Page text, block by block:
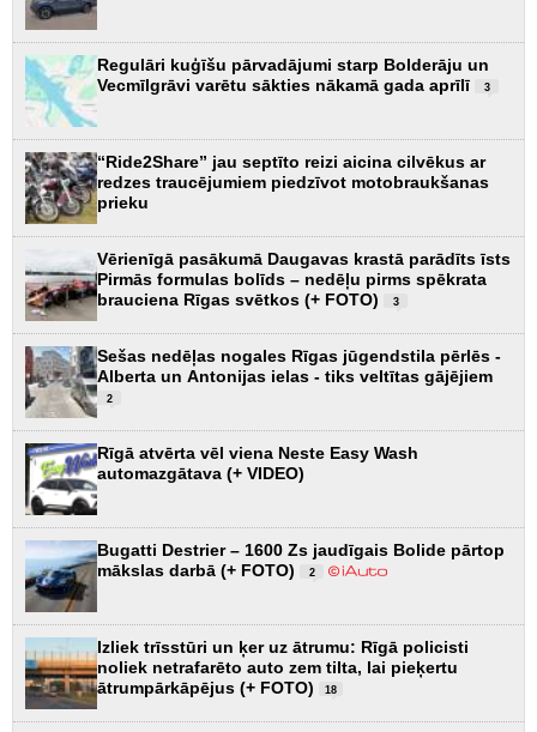
Regulāri kuģīšu pārvadājumi starp Bolderāju un
Vecmīlgrāvi varētu sākties nākamā gada aprīlī
3
“Ride2Share” jau septīto reizi aicina cilvēkus ar
redzes traucējumiem piedzīvot motobraukšanas
prieku
Vērienīgā pasākumā Daugavas krastā parādīts īsts
Pirmās formulas bolīds – nedēļu pirms spēkrata
brauciena Rīgas svētkos (+ FOTO)
3
Sešas nedēļas nogales Rīgas jūgendstila pērlēs -
Alberta un Antonijas ielas - tiks veltītas gājējiem
2
Rīgā atvērta vēl viena Neste Easy Wash
automazgātava (+ VIDEO)
Bugatti Destrier – 1600 Zs jaudīgais Bolide pārtop
mākslas darbā (+ FOTO)
2
Izliek trīsstūri un ķer uz ātrumu: Rīgā policisti
noliek netrafarēto auto zem tilta, lai pieķertu
ātrumpārkāpējus (+ FOTO)
18